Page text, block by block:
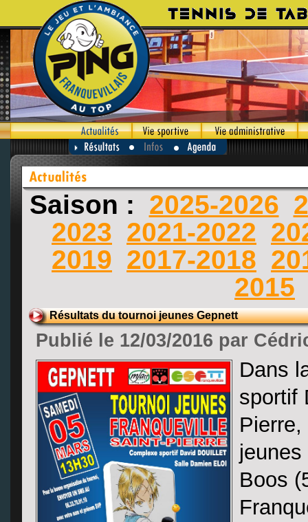
Saison : 2025-2026
2023 2021-2022
2019 2017-2018
2015
Résultats du tournoi jeunes Gepnett
Publié le 12/03/2016 par
Dans
sportif
Boos